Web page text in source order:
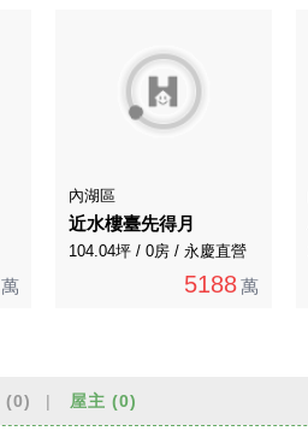
萬
內湖區
近水樓臺先得月
104.04坪 / 0房 / 永慶直營
5188 萬
(0) 屋主 (0)